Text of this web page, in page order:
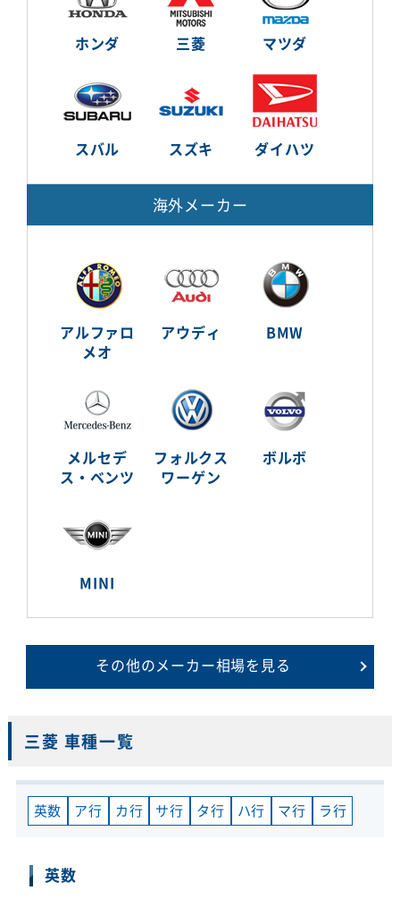
ホンダ 三菱 マツダ
スバル スズキ ダイハツ
海外メーカー
アルファロ
メオ
アウディ BMW
メルセデ
ス・ベンツ
フォルクス
ワーゲン
ボルボ
MINI
その他のメーカー相場を見る
三菱 車種一覧
英数 ア行 カ行 サ行 タ行 ハ行 マ行 ラ行
英数